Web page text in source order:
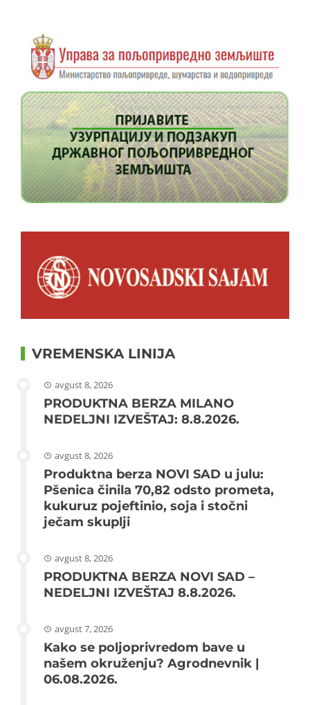
VREMENSKA LINIJA
avgust 8, 2026
PRODUKTNA BERZA MILANO
NEDELJNI IZVEŠTAJ: 8.8.2026.
avgust 8, 2026
Produktna berza NOVI SAD u julu:
Pšenica činila 70,82 odsto prometa,
kukuruz pojeftinio, soja i stočni
ječam skuplji
avgust 8, 2026
PRODUKTNA BERZA NOVI SAD –
NEDELJNI IZVEŠTAJ 8.8.2026.
avgust 7, 2026
Kako se poljoprivredom bave u
našem okruženju? Agrodnevnik |
06.08.2026.